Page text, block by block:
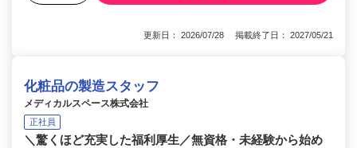
更新日： 2026/07/28 掲載終了日： 2027/05/21
化粧品の製造スタッフ
メディカルスペース株式会社
正社員
＼驚くほど充実した福利厚生／無資格・未経験から始め